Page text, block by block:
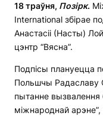
18 траўня, Позірк.
International збірае
Анастасіі (Насты)
цэнтр “Вясна”.
Подпісы плануецца
Польшчы Радаславу
пытанне вызвалення
міжнароднай